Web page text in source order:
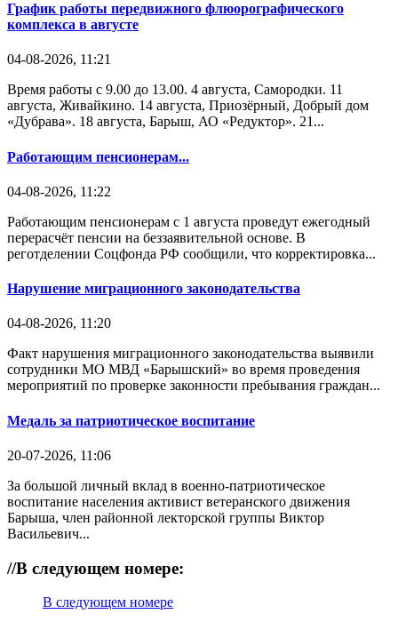
График работы передвижного флюорографического
комплекса в августе
04-08-2026, 11:21
Время работы с 9.00 до 13.00. 4 августа, Самородки. 11
августа, Живайкино. 14 августа, Приозёрный, Добрый дом
«Дубрава». 18 августа, Барыш, АО «Редуктор». 21...
Работающим пенсионерам...
04-08-2026, 11:22
Работающим пенсионерам с 1 августа проведут ежегодный
перерасчёт пенсии на беззаявительной основе. В
реготделении Соцфонда РФ сообщили, что корректировка...
Нарушение миграционного законодательства
04-08-2026, 11:20
Факт нарушения миграционного законодательства выявили
сотрудники МО МВД «Барышский» во время проведения
мероприятий по проверке законности пребывания граждан...
Медаль за патриотическое воспитание
20-07-2026, 11:06
За большой личный вклад в военно-патриотическое
воспитание населения активист ветеранского движения
Барыша, член районной лекторской группы Виктор
Васильевич...
//В следующем номере:
В следующем номере